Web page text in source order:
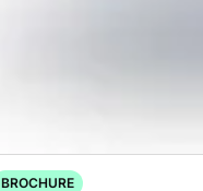
BROCHURE